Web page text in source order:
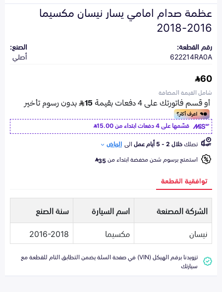
عظمة صدام امامي يسار نيسان مكسيما
2016-2018
رقم القطعة:
622214RA0A
الصنع:
أصلي
60
شامل القيمة المضافة
قسّمها على 4 دفعات ابتداء من
15.00
تصلكخلال 2 - 5 أيام عمل الى الرياض
استمتع برسوم شحن مخفضة ابتداء من35
توافقية القطعة
الشركة المصنعة اسم السيارة
سنة الصنع
نيسان
مكسيما 2016-2018
تزويدنا برقم الهيكل (VIN) في صفحة السلة يضمن التطابق التام للقطعة مع
سيارتك